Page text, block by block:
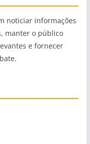
noticiar informações
manter o público
e fornecer